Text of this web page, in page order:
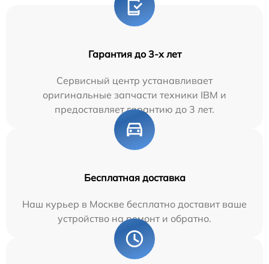
Гарантия до 3-х лет
Сервисный центр устанавливает
оригинальные запчасти техники IBM и
предоставляет гарантию до 3 лет.
Бесплатная доставка
Наш курьер в Москве бесплатно доставит ваше
устройство на ремонт и обратно.